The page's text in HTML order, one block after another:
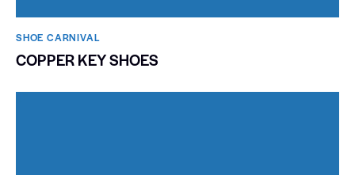
SHOE CARNIVAL​
COPPER KEY SHOES